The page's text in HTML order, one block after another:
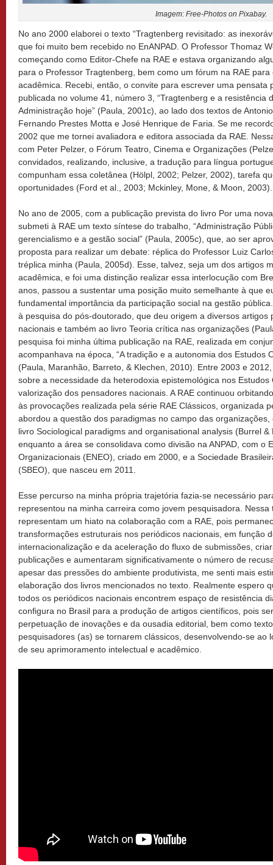
Imagem: Free-Photos on Pixabay.
No ano 2000 elaborei o texto “Tragtenberg revisitado: as
que foi muito bem recebido no EnANPAD. O Professor Thomaz
começando como Editor-Chefe na RAE e estava organizando
para o Professor Tragtenberg, bem como um fórum na RAE
acadêmica. Recebi, então, o convite para escrever uma pensata
publicada no volume 41, número 3, “Tragtenberg e a resistência
Administração hoje” (Paula, 2001c), ao lado dos textos de
Fernando Prestes Motta e José Henrique de Faria. Se me
2002 que me tornei avaliadora e editora associada da RAE.
com Peter Pelzer, o Fórum Teatro, Cinema e Organizações
convidados, realizando, inclusive, a tradução para língua
compunham essa coletânea (Hölpl, 2002; Pelzer, 2002), tarefa
oportunidades (Ford et al., 2003; Mckinley, Mone, & Moon, 2003).
No ano de 2005, com a publicação prevista do livro Por uma
submeti à RAE um texto síntese do trabalho, “Administração
gerencialismo e a gestão social” (Paula, 2005c), que, ao ser
proposta para realizar um debate: réplica do Professor Luiz
tréplica minha (Paula, 2005d). Esse, talvez, seja um dos artigos
acadêmica, e foi uma distinção realizar essa interlocução com
anos, passou a sustentar uma posição muito semelhante à que
fundamental importância da participação social na gestão
à pesquisa do pós-doutorado, que deu origem a diversos artigos
nacionais e também ao livro Teoria crítica nas organizações
pesquisa foi minha última publicação na RAE, realizada em
acompanhava na época, “A tradição e a autonomia dos Estudos
(Paula, Maranhão, Barreto, & Klechen, 2010). Entre 2003 e
sobre a necessidade da heterodoxia epistemológica nos
valorização dos pensadores nacionais. A RAE continuou
às provocações realizada pela série RAE Clássicos, organizada
abordou a questão dos paradigmas no campo das
livro Sociological paradigms and organisational analysis (Burrel
enquanto a área se consolidava como divisão na ANPAD, com o
Organizacionais (ENEO), criado em 2000, e a Sociedade
(SBEO), que nasceu em 2011.
Esse percurso na minha própria trajetória fazia-se necessário
representou na minha carreira como jovem pesquisadora.
representam um hiato na colaboração com a RAE, pois
transformações estruturais nos periódicos nacionais, em função
internacionalização e da aceleração do fluxo de submissões,
publicações e aumentaram significativamente o número de
apesar das pressões do ambiente produtivista, me senti mais
elaboração dos livros mencionados no texto. Realmente espero
todos os periódicos nacionais encontrem espaço de resistência
configura no Brasil para a produção de artigos científicos, pois
perpetuação de inovações e da ousadia editorial, bem como
pesquisadores (as) se tornarem clássicos, desenvolvendo-se ao
de seu aprimoramento intelectual e acadêmico.